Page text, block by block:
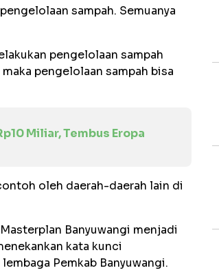
sampah. Semuanya
pengelolaan sampah
pengelolaan sampah bisa
Miliar, Tembus Eropa
oleh daerah-daerah lain di
Banyuwangi menjadi
kata kunci
Pemkab Banyuwangi.